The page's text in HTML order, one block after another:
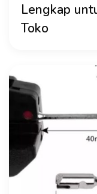
Lengkap
Toko